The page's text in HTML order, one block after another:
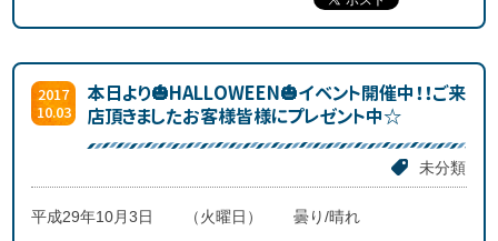
2017
10.03
本日より🎃HALLOWEEN🎃イベント開催中！！ご来
店頂きましたお客様皆様にプレゼント中☆
未分類
平成29年10月3日 （火曜日） 曇り/晴れ